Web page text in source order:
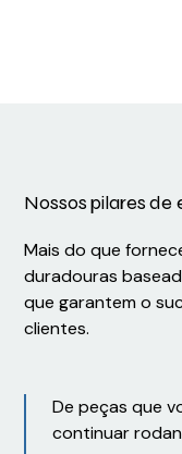
Nossos pilares de
Mais do que
duradouras
que garantem o
clientes.
De peças que
continuar